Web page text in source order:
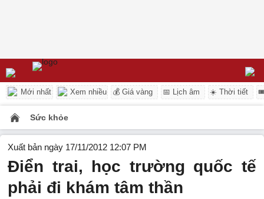
Mới nhất Xem nhiều 💰 Giá vàng 📅 Lịch âm ☀️ Thời tiết
Sức khỏe
Xuất bản ngày 17/11/2012 12:07 PM
Điển trai, học trường quốc tế
phải đi khám tâm thần